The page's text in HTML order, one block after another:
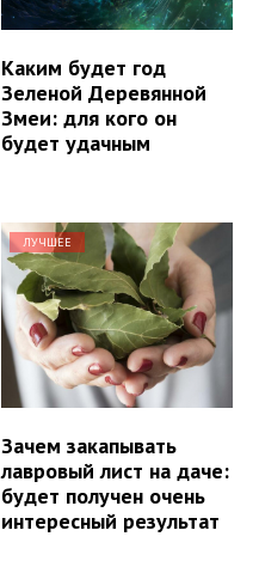
Каким будет год
Зеленой Деревянной
Змеи: для кого он
будет удачным
ЛУЧШЕЕ
Зачем закапывать
лавровый лист на даче:
будет получен очень
интересный результат